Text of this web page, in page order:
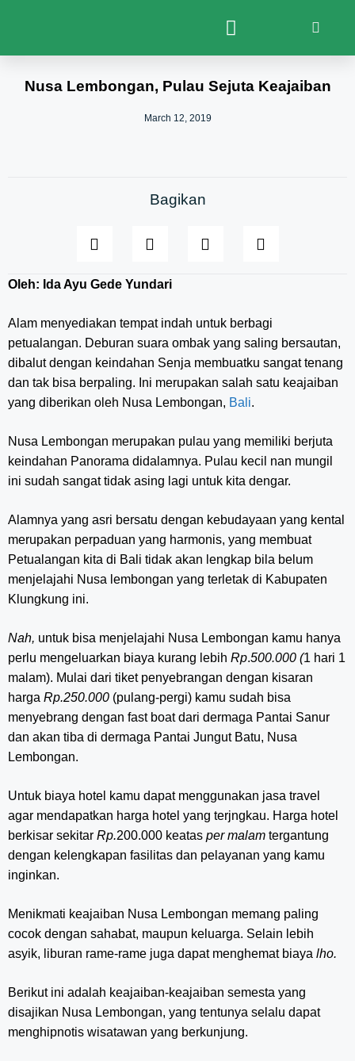
Nusa Lembongan, Pulau Sejuta Keajaiban
March 12, 2019
Bagikan
Oleh: Ida Ayu Gede Yundari
Alam menyediakan tempat indah untuk berbagi
petualangan. Deburan suara ombak yang saling bersautan,
dibalut dengan keindahan Senja membuatku sangat tenang
dan tak bisa berpaling. Ini merupakan salah satu keajaiban
yang diberikan oleh Nusa Lembongan, Bali.
Nusa Lembongan merupakan pulau yang memiliki berjuta
keindahan Panorama didalamnya. Pulau kecil nan mungil
ini sudah sangat tidak asing lagi untuk kita dengar.
Alamnya yang asri bersatu dengan kebudayaan yang kental
merupakan perpaduan yang harmonis, yang membuat
Petualangan kita di Bali tidak akan lengkap bila belum
menjelajahi Nusa lembongan yang terletak di Kabupaten
Klungkung ini.
Nah, untuk bisa menjelajahi Nusa Lembongan kamu hanya
perlu mengeluarkan biaya kurang lebih Rp.500.000 (1 hari 1
malam). Mulai dari tiket penyebrangan dengan kisaran
harga Rp.250.000 (pulang-pergi) kamu sudah bisa
menyebrang dengan fast boat dari dermaga Pantai Sanur
dan akan tiba di dermaga Pantai Jungut Batu, Nusa
Lembongan.
Untuk biaya hotel kamu dapat menggunakan jasa travel
agar mendapatkan harga hotel yang terjngkau. Harga hotel
berkisar sekitar Rp.200.000 keatas per malam tergantung
dengan kelengkapan fasilitas dan pelayanan yang kamu
inginkan.
Menikmati keajaiban Nusa Lembongan memang paling
cocok dengan sahabat, maupun keluarga. Selain lebih
asyik, liburan rame-rame juga dapat menghemat biaya lho.
Berikut ini adalah keajaiban-keajaiban semesta yang
disajikan Nusa Lembongan, yang tentunya selalu dapat
menghipnotis wisatawan yang berkunjung.